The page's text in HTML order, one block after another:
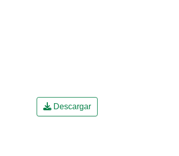
Descargar